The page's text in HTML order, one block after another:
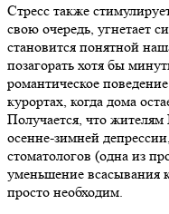
Стресс также
свою очередь, угнетает
становится понятной
позагорать хотя бы
романтическое
курортах, когда дома
Получается, что жителям
осенне-зимней
стоматологов (одна из
уменьшение всасывания
просто необходим.